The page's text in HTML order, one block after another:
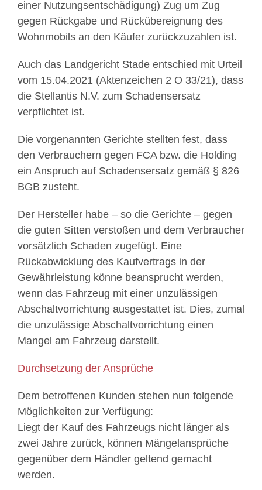
einer Nutzungsentschädigung) Zug um Zug
gegen Rückgabe und Rückübereignung des
Wohnmobils an den Käufer zurückzuzahlen ist.
Auch das Landgericht Stade entschied mit Urteil
vom 15.04.2021 (Aktenzeichen 2 O 33/21), dass
die Stellantis N.V. zum Schadensersatz
verpflichtet ist.
Die vorgenannten Gerichte stellten fest, dass
den Verbrauchern gegen FCA bzw. die Holding
ein Anspruch auf Schadensersatz gemäß § 826
BGB zusteht.
Der Hersteller habe – so die Gerichte – gegen
die guten Sitten verstoßen und dem Verbraucher
vorsätzlich Schaden zugefügt. Eine
Rückabwicklung des Kaufvertrags in der
Gewährleistung könne beansprucht werden,
wenn das Fahrzeug mit einer unzulässigen
Abschaltvorrichtung ausgestattet ist. Dies, zumal
die unzulässige Abschaltvorrichtung einen
Mangel am Fahrzeug darstellt.
Durchsetzung der Ansprüche
Dem betroffenen Kunden stehen nun folgende
Möglichkeiten zur Verfügung:
Liegt der Kauf des Fahrzeugs nicht länger als
zwei Jahre zurück, können Mängelansprüche
gegenüber dem Händler geltend gemacht
werden.